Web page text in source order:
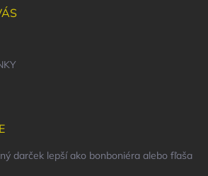
darček lepší ako bonboniéra alebo fľaša